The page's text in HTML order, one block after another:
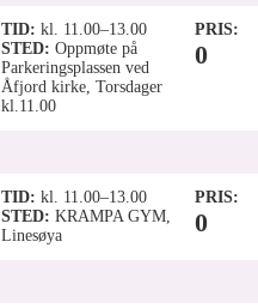
TID kl. 11.00–13.00
STED Oppmøte på
Parkeringsplassen ved
Åfjord kirke, Torsdager
kl.11.00
PRIS
0
TID kl. 11.00–13.00
STED KRAMPA GYM,
Linesøya
PRIS
0